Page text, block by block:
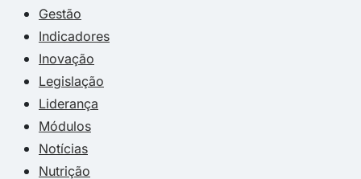
Gestão
Indicadores
Inovação
Legislação
Liderança
Módulos
Notícias
Nutrição